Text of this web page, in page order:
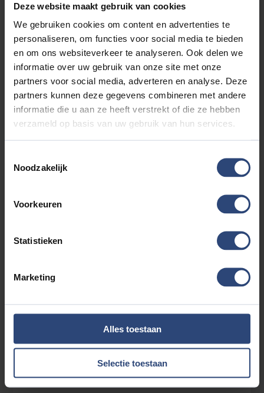
Deze website maakt gebruik van cookies
We gebruiken cookies om content en advertenties te
personaliseren, om functies voor social media te bieden
en om ons websiteverkeer te analyseren. Ook delen we
informatie over uw gebruik van onze site met onze
partners voor social media, adverteren en analyse. Deze
partners kunnen deze gegevens combineren met andere
informatie die u aan ze heeft verstrekt of die ze hebben
verzameld op basis van uw gebruik van hun services.
Noodzakelijk
Voorkeuren
Statistieken
Marketing
Alles toestaan
Selectie toestaan
BYD SEAL U
1.5 DM-I FWD BOOST 218 PK | BOMVOL | 6JR GARANTIE |
NIEUW! | 2026
€33.880' €266 p.mnd 27km
BEKIJK DEZE AUTO
BYD SEAL U
1.5 TURBO DM-I AWD DESIGN 323 PK | 1.300 TREKGEWICHT